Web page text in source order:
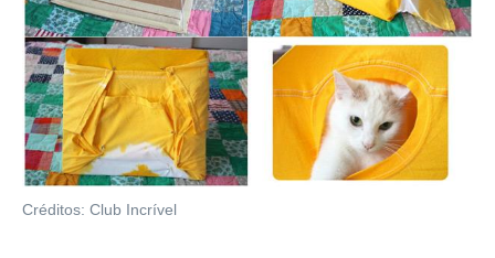
Créditos: Club Incrível